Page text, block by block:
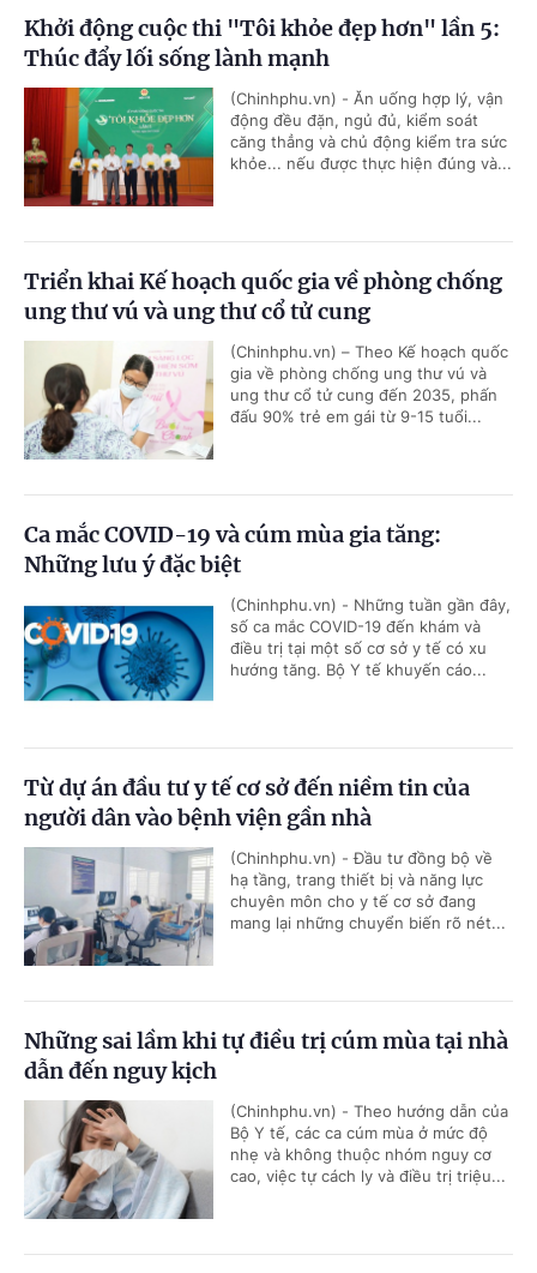
Khởi động cuộc thi "Tôi khỏe đẹp hơn" lần 5:
Thúc đẩy lối sống lành mạnh
(Chinhphu.vn) - Ăn uống hợp lý, vận
động đều đặn, ngủ đủ, kiểm soát
căng thẳng và chủ động kiểm tra sức
khỏe... nếu được thực hiện đúng và...
Triển khai Kế hoạch quốc gia về phòng chống
ung thư vú và ung thư cổ tử cung
(Chinhphu.vn) – Theo Kế hoạch quốc
gia về phòng chống ung thư vú và
ung thư cổ tử cung đến 2035, phấn
đấu 90% trẻ em gái từ 9-15 tuổi...
Ca mắc COVID-19 và cúm mùa gia tăng:
Những lưu ý đặc biệt
(Chinhphu.vn) - Những tuần gần đây,
số ca mắc COVID-19 đến khám và
điều trị tại một số cơ sở y tế có xu
hướng tăng. Bộ Y tế khuyến cáo...
Từ dự án đầu tư y tế cơ sở đến niềm tin của
người dân vào bệnh viện gần nhà
(Chinhphu.vn) - Đầu tư đồng bộ về
hạ tầng, trang thiết bị và năng lực
chuyên môn cho y tế cơ sở đang
mang lại những chuyển biến rõ nét...
Những sai lầm khi tự điều trị cúm mùa tại nhà
dẫn đến nguy kịch
(Chinhphu.vn) - Theo hướng dẫn của
Bộ Y tế, các ca cúm mùa ở mức độ
nhẹ và không thuộc nhóm nguy cơ
cao, việc tự cách ly và điều trị triệu...